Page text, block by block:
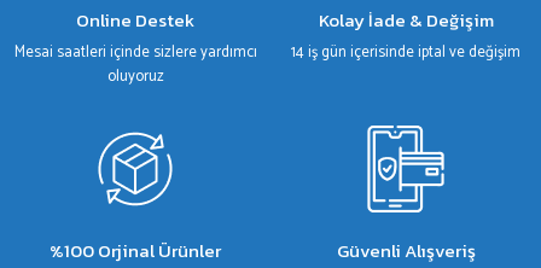
Online Destek
Mesai saatleri içinde sizlere yardımcı
oluyoruz
Kolay İade & Değişim
14 iş gün içerisinde iptal ve değişim
%100 Orjinal Ürünler Güvenli Alışveriş